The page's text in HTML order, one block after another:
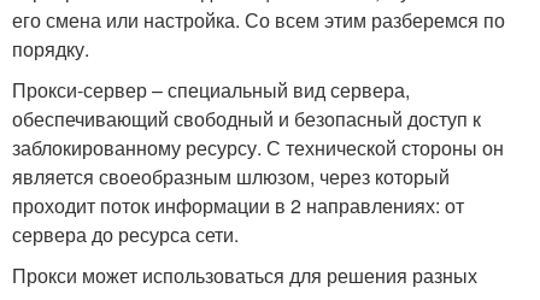
его смена или настройка. Со всем этим разберемся по
порядку.
Прокси-сервер – специальный вид сервера,
обеспечивающий свободный и безопасный доступ к
заблокированному ресурсу. С технической стороны он
является своеобразным шлюзом, через который
проходит поток информации в 2 направлениях: от
сервера до ресурса сети.
Прокси может использоваться для решения разных